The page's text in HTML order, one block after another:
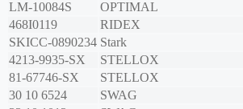
LM-10084S
OPTIMAL
468I0119
RIDEX
SKICC-0890234 Stark
4213-9935-SX
STELLOX
81-67746-SX
STELLOX
30 10 6524
SWAG